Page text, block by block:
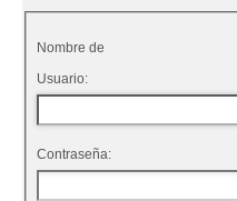
Nombre de
Usuario:
Contraseña: